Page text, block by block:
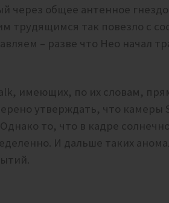
через общее антенное
трудящимся так повезло с
– разве что Нео начал
имеющих, по их словам,
утверждать, что камеры
то, что в кадре
И дальше таких